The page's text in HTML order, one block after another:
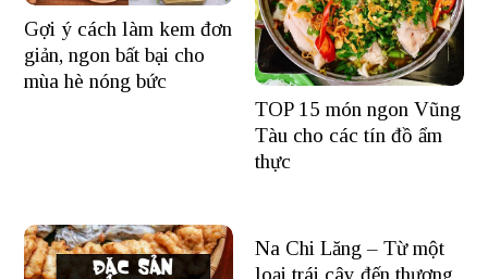
Gợi ý cách làm kem đơn
giản, ngon bất bại cho
mùa hè nóng bức
TOP 15 món ngon Vũng
Tàu cho các tín đồ ẩm
thực
Na Chi Lăng – Từ một
loại trái cây đến thương